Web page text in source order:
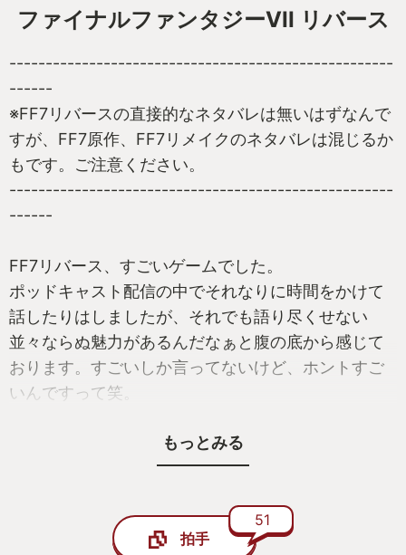
ファイナルファンタジーVII リバース
-----------------------------------------------------
------
※FF7リバースの直接的なネタバレは無いはずなんで
すが、FF7原作、FF7リメイクのネタバレは混じるか
もです。ご注意ください。
-----------------------------------------------------
------
FF7リバース、すごいゲームでした。
ポッドキャスト配信の中でそれなりに時間をかけて
話したりはしましたが、それでも語り尽くせない
並々ならぬ魅力があるんだなぁと腹の底から感じて
おります。すごいしか言ってないけど、ホントすご
いんですって笑。
広すぎるオープンワールド、多すぎるサブクエ、多
彩すぎるミニゲーム、もりもりの成長要素・バトル
ヘンな話、前作FF7リメイクを遊んだその時は楽しい
もっとみる
拍手
51